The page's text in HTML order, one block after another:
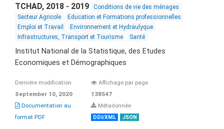
TCHAD, 2018 - 2019
Conditions de vie des ménages
Secteur Agricole
Education et Formations professionnelles
Emploi et Travail
Environnement et Hydraulyque
Infrastructures, Transport et Tourisme
Santé
Institut National de la Statistique, des Etudes
Economiques et Démographiques
Dernière modification
September 10, 2020
Affichage par page
138547
Documentation au
format PDF
Métadonnée
DDI/XML JSON